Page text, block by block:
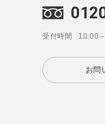
受付時間 10:00
お問